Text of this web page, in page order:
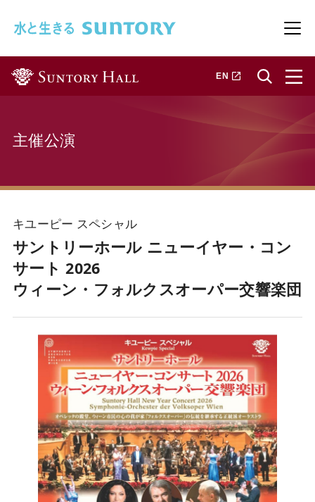
メ
EN 新しいタブで開きます
主催公演
キユーピー スペシャル
サントリーホール ニューイヤー・コン
サート 2026
ウィーン・フォルクスオーパー交響楽団